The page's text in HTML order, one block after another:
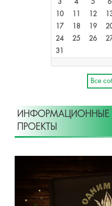
3
4 5 6
10
11 12
17
18 19
24
25 26
31
Все
ИНФОРМАЦИОННЫЕ
ПРОЕКТЫ